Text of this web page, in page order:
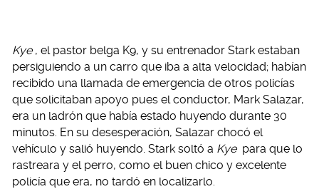
Kye , el pastor belga K9, y su entrenador Stark estaban
persiguiendo a un carro que iba a alta velocidad; habían
recibido una llamada de emergencia de otros policías
que solicitaban apoyo pues el conductor, Mark Salazar,
era un ladrón que había estado huyendo durante 30
minutos. En su desesperación, Salazar chocó el
vehículo y salió huyendo. Stark soltó a Kye para que lo
rastreara y el perro, como el buen chico y excelente
policía que era, no tardó en localizarlo.